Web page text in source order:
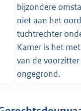
bijzondere
niet aan het
tuchtrechter
Kamer is het
van de voorzitter
ongegrond.